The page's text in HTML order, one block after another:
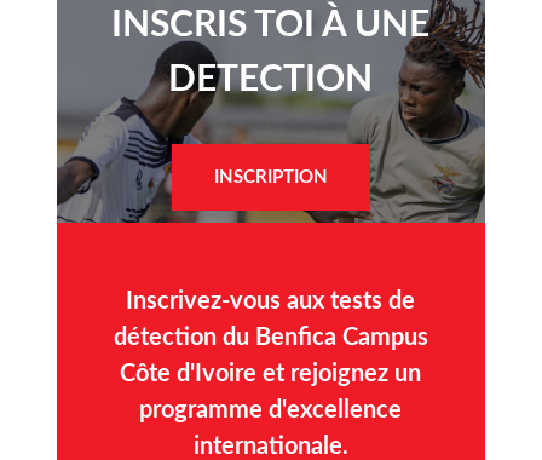
INSCRIS TOI À UNE
DETECTION​
INSCRIPTION
Inscrivez-vous aux tests de
détection du Benfica Campus
Côte d'Ivoire et rejoignez un
programme d'excellence
internationale.